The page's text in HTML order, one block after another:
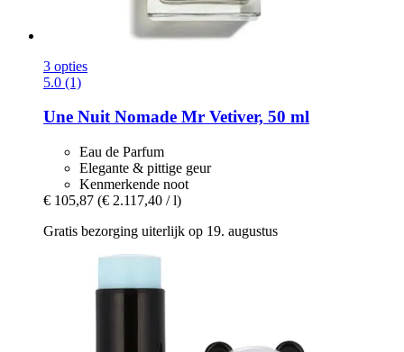
3 opties
5.0 (1)
Une Nuit Nomade Mr Vetiver, 50 ml
Eau de Parfum
Elegante & pittige geur
Kenmerkende noot
€ 105,87 (€ 2.117,40 / l)
Gratis bezorging uiterlijk op 19. augustus